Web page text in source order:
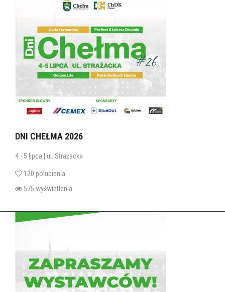
DNI CHEŁMA 2026
4 - 5 lipca | ul. Strażacka
120 polubienia
575 wyświetlenia